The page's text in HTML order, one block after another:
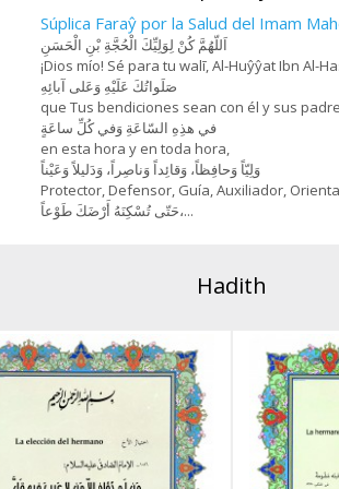
Súplica Faraŷ por la Salud del Imam
اَللّهُمَّ كُنْ لِوَلِيِّكَ الْحُجَّةِ بْنِ الْحَسَنِ
¡Dios mío! Sé para tu walī, Al-Huŷŷat Ibn Al-
صَلَواتُكَ عَلَيْهِ وَعَلى آبائِهِ
que Tus bendiciones sean con él y sus
في هذِهِ السّاعَةِ وَفي كُلِّ ساعَةٍ
en esta hora y en toda hora,
وَلِيّاً وَحافِظاً، وَقائِداً ‏وَناصِراً، وَدَليلاً وَعَيْناً
Protector, Defensor, Guía, Auxiliador,
حَتّى تُسْكِنَهُ أَرْضَكَ طَوْعاً،...
Hadith